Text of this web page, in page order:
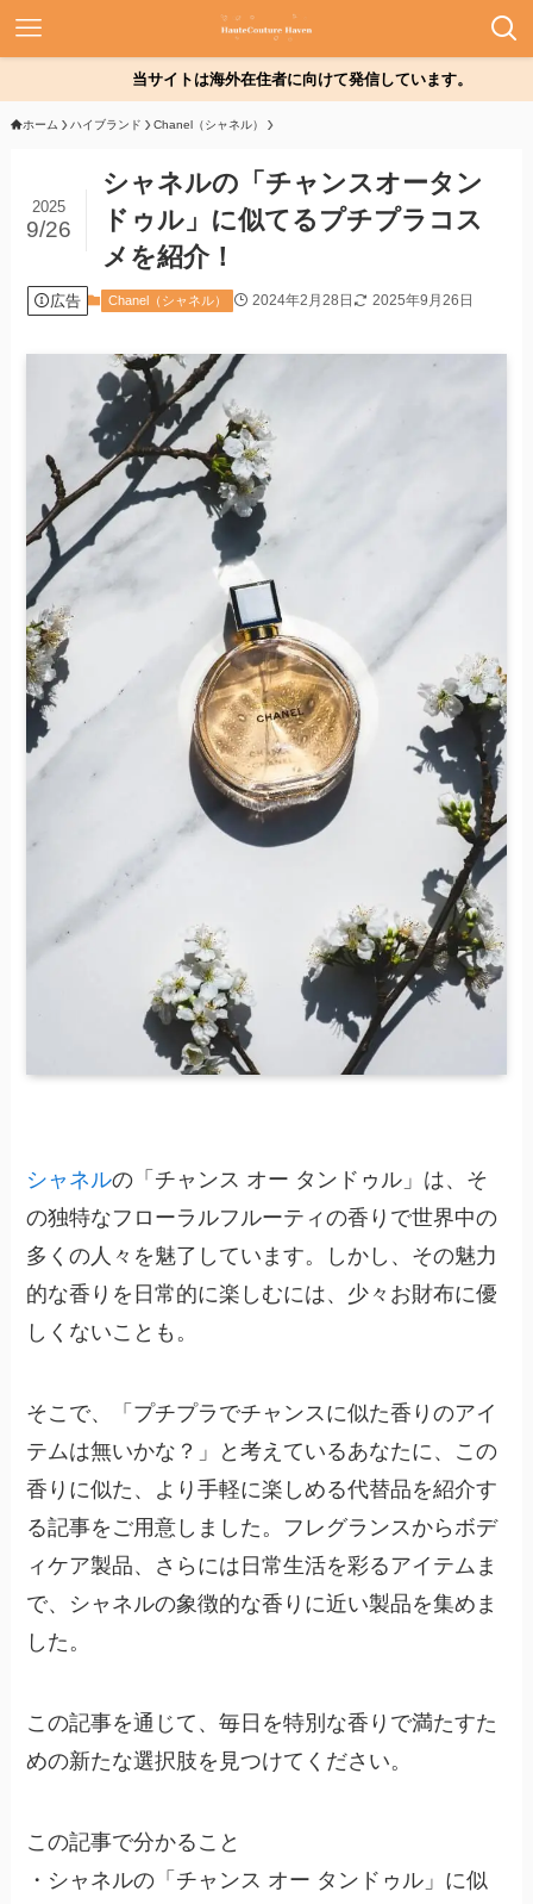
当サイトは海外在住者に向けて発信しています。
ホーム ハイブランド Chanel（シャネル）
シャネルの「チャンスオータン
ドゥル」に似てるプチプラコス
メを紹介！
2025
9/26
広告 Chanel（シャネル） 2024年2月28日 2025年9月26日
シャネルの「チャンス オー タンドゥル」は、そ
の独特なフローラルフルーティの香りで世界中の
多くの人々を魅了しています。しかし、その魅力
的な香りを日常的に楽しむには、少々お財布に優
しくないことも。
そこで、「プチプラでチャンスに似た香りのアイ
テムは無いかな？」と考えているあなたに、この
香りに似た、より手軽に楽しめる代替品を紹介す
る記事をご用意しました。フレグランスからボデ
ィケア製品、さらには日常生活を彩るアイテムま
で、シャネルの象徴的な香りに近い製品を集めま
した。
この記事を通じて、毎日を特別な香りで満たすた
めの新たな選択肢を見つけてください。
この記事で分かること
・シャネルの「チャンス オー タンドゥル」に似